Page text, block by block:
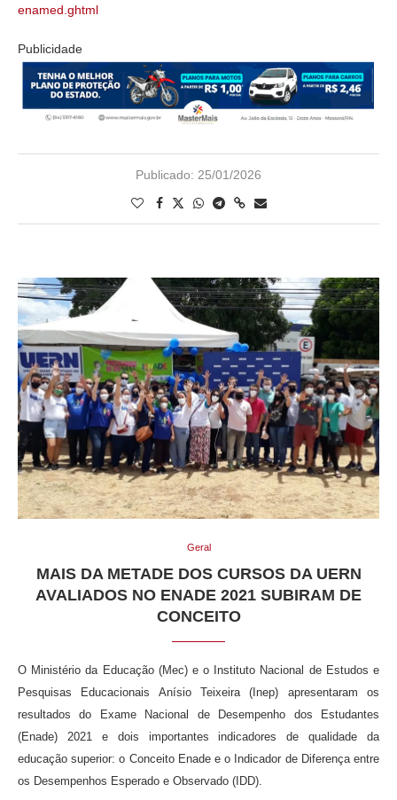
enamed.ghtml
Publicidade
Publicado: 25/01/2026
Geral
MAIS DA METADE DOS CURSOS DA UERN
AVALIADOS NO ENADE 2021 SUBIRAM DE
CONCEITO
O Ministério da Educação (Mec) e o Instituto Nacional de Estudos e
Pesquisas Educacionais Anísio Teixeira (Inep) apresentaram os
resultados do Exame Nacional de Desempenho dos Estudantes
(Enade) 2021 e dois importantes indicadores de qualidade da
educação superior: o Conceito Enade e o Indicador de Diferença entre
os Desempenhos Esperado e Observado (IDD).